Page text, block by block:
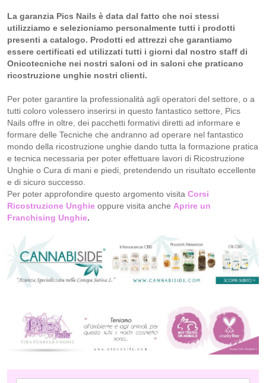
La garanzia Pics Nails è data dal fatto che noi stessi
utilizziamo e selezioniamo personalmente tutti i prodotti
presenti a catalogo. Prodotti ed attrezzi che garantiamo
essere certificati ed utilizzati tutti i giorni dal nostro staff di
Onicotecniche nei nostri saloni od in saloni che praticano
ricostruzione unghie nostri clienti.
Per poter garantire la professionalità agli operatori del settore, o a
tutti coloro volessero inserirsi in questo fantastico settore, Pics
Nails offre in oltre, dei pacchetti formativi diretti ad informare e
formare delle Tecniche che andranno ad operare nel fantastico
mondo della ricostruzione unghie dando tutta la formazione pratica
e tecnica necessaria per poter effettuare lavori di Ricostruzione
Unghie o Cura di mani e piedi, pretendendo un risultato eccellente
e di sicuro successo.
Per poter approfondire questo argomento visita Corsi
Ricostruzione Unghie oppure visita anche Aprire un
Franchising Unghie.